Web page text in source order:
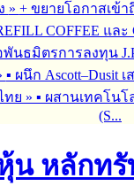
» + ขยายโอกาสเข้
COFFEE แล
นธมิตรการลงทุน J.P.
▪︎ ผนึก Ascott–Dusit
ทย » ▪︎ ผสานเทคโน
(S...